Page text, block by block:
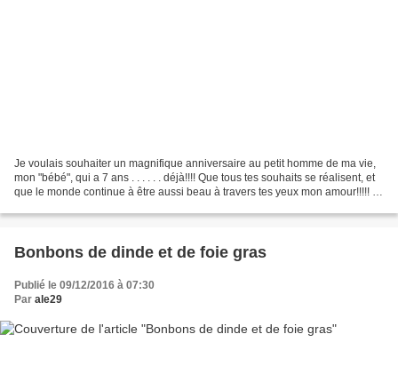
Je voulais souhaiter un magnifique anniversaire au petit homme de ma vie,
mon "bébé", qui a 7 ans . . . . . . déjà!!!! Que tous tes souhaits se réalisent, et
que le monde continue à être aussi beau à travers tes yeux mon amour!!!!! Je
Bonbons de dinde et de foie gras
Publié le 09/12/2016 à 07:30
Par ale29